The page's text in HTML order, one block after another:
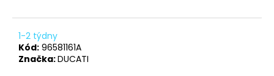
1-2 týdny
Kód: 96581161A
Značka:DUCATI